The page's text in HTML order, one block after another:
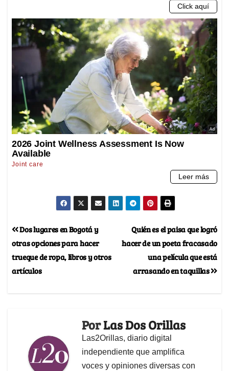
Quién es el paisa que logró
hacer de un poeta fracasado
una película que está
arrasando en taquillas
Dos lugares en Bogotá y
otras opciones para hacer
trueque de ropa, libros y otros
artículos
PorLas Dos Orillas
Las2Orillas, diario digital
independiente que amplifica
voces y opiniones diversas con